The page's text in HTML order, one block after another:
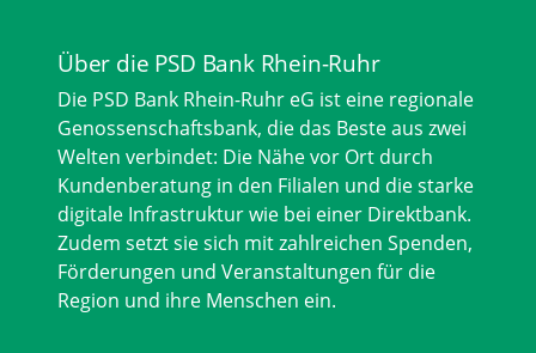
Über die PSD Bank Rhein-Ruhr
Die PSD Bank Rhein-Ruhr eG ist eine regionale
Genossenschaftsbank, die das Beste aus zwei
Welten verbindet: Die Nähe vor Ort durch
Kundenberatung in den Filialen und die starke
digitale Infrastruktur wie bei einer Direktbank.
Zudem setzt sie sich mit zahlreichen Spenden,
Förderungen und Veranstaltungen für die
Region und ihre Menschen ein.